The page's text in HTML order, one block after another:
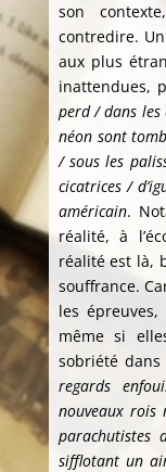
son
contredire.
aux plus
inattendues,
perd / dans les
néon sont
/ sous les
cicatrices /
américain.
réalité, à
réalité est là,
souffrance.
les
même si
sobriété
regards
nouveaux rois
parachutistes
sifflotant un